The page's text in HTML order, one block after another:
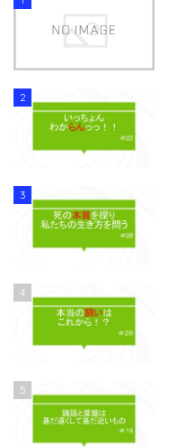
2
3
4
5